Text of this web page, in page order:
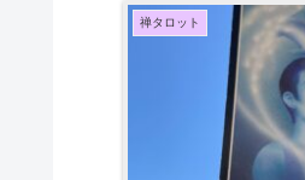
禅タロット